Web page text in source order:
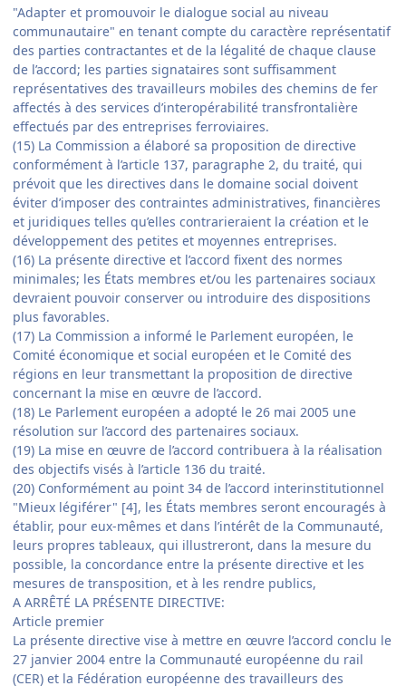
"Adapter et promouvoir le dialogue social au niveau
communautaire" en tenant compte du caractère représentatif
des parties contractantes et de la légalité de chaque clause
de l’accord; les parties signataires sont suffisamment
représentatives des travailleurs mobiles des chemins de fer
affectés à des services d’interopérabilité transfrontalière
effectués par des entreprises ferroviaires.
(15) La Commission a élaboré sa proposition de directive
conformément à l’article 137, paragraphe 2, du traité, qui
prévoit que les directives dans le domaine social doivent
éviter d’imposer des contraintes administratives, financières
et juridiques telles qu’elles contrarieraient la création et le
développement des petites et moyennes entreprises.
(16) La présente directive et l’accord fixent des normes
minimales; les États membres et/ou les partenaires sociaux
devraient pouvoir conserver ou introduire des dispositions
plus favorables.
(17) La Commission a informé le Parlement européen, le
Comité économique et social européen et le Comité des
régions en leur transmettant la proposition de directive
concernant la mise en œuvre de l’accord.
(18) Le Parlement européen a adopté le 26 mai 2005 une
résolution sur l’accord des partenaires sociaux.
(19) La mise en œuvre de l’accord contribuera à la réalisation
des objectifs visés à l’article 136 du traité.
(20) Conformément au point 34 de l’accord interinstitutionnel
"Mieux légiférer" [4], les États membres seront encouragés à
établir, pour eux-mêmes et dans l’intérêt de la Communauté,
leurs propres tableaux, qui illustreront, dans la mesure du
possible, la concordance entre la présente directive et les
mesures de transposition, et à les rendre publics,
A ARRÊTÉ LA PRÉSENTE DIRECTIVE:
Article premier
La présente directive vise à mettre en œuvre l’accord conclu le
27 janvier 2004 entre la Communauté européenne du rail
(CER) et la Fédération européenne des travailleurs des